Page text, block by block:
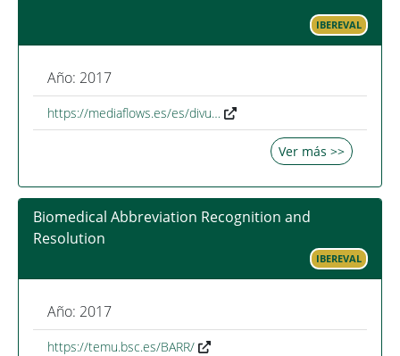
IBEREVAL
Año: 2017
https://mediaflows.es/es/divu…
Ver más >>
Biomedical Abbreviation Recognition and
Resolution
IBEREVAL
Año: 2017
https://temu.bsc.es/BARR/